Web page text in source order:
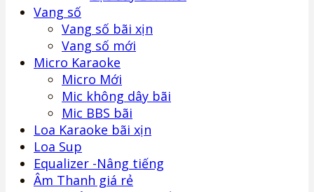
Vang số
Vang số bãi xịn
Vang số mới
Micro Karaoke
Micro Mới
Mic không dây bãi
Mic BBS bãi
Loa Karaoke bãi xịn
Loa Sup
Equalizer -Nâng tiếng
Âm Thanh giá rẻ